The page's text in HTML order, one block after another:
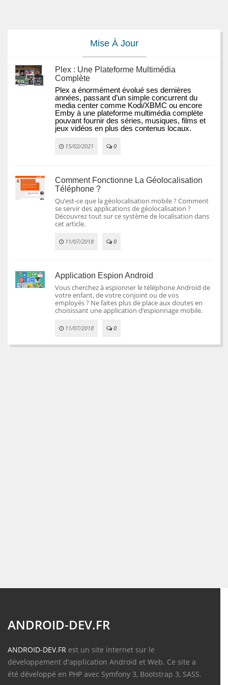
Mise À Jour
Plex : Une Plateforme Multimédia
Complète
Plex a énormément évolué ses dernières
années, passant d’un simple concurrent du
media center comme Kodi/XBMC ou encore
Emby à une plateforme multimédia complète
pouvant fournir des séries, musiques, films et
jeux vidéos en plus des contenus locaux.
15/02/2021 0
Comment Fonctionne La Géolocalisation
Téléphone ?
Qu’est-ce que la géolocalisation mobile ? Comment
se servir des applications de géolocalisation ?
Découvrez tout sur ce système de localisation dans
cet article.
11/07/2018 0
Application Espion Android
Vous cherchez à espionner le téléphone Android de
votre enfant, de votre conjoint ou de vos
employés ? Ne faites plus de place aux doutes en
choisissant une application d’espionnage mobile.
11/07/2018 0
ANDROID-DEV.FR
ANDROID-DEV.FR est un site internet sur le
développement d'application Android et Web. Ce site a
été développé en PHP avec Symfony 3, Bootstrap 3, SASS.